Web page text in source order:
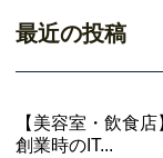
最近の投稿
【美容室・飲食店
創業時のIT...